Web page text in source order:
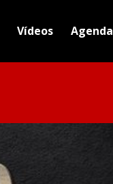
Vídeos Agenda